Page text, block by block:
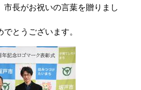
市長がお祝いの言葉を贈りまし
とうございます。